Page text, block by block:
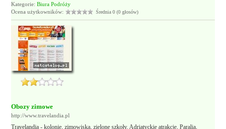
Kategorie:Biura Podróży
Ocena użytkowników:
Średnia 0 (0 głosów)
Obozy zimowe
http://www.travelandia.pl
Travelandia - kolonie, zimowiska, zielone szkoły. Adriatyckie atrakcje, Paralia,